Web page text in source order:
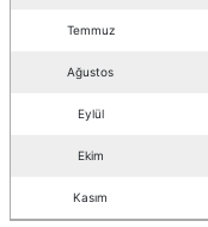
Temmuz
Ağustos
Eylül
Ekim
Kasım